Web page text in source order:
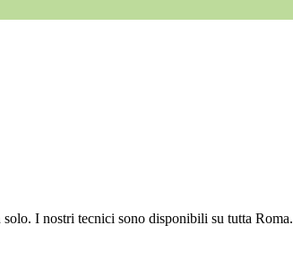
I nostri tecnici sono disponibili su tutta Roma.